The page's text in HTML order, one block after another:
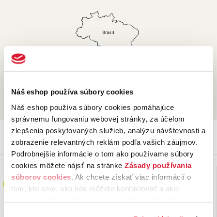
Náš eshop používa súbory cookies
Náš eshop používa súbory cookies pomáhajúce
správnemu fungovaniu webovej stránky, za účelom
zlepšenia poskytovaných služieb, analýzu návštevnosti a
zobrazenie relevantných reklám podľa vašich záujmov.
Podrobnejšie informácie o tom ako používame súbory
cookies môžete nájsť na stránke Zásady používania
súborov cookies. Ak chcete získať viac informácií o
tom, kto sme, ako nás môžete kontaktovať a ako
spracovávame osobné údaje, pozrite si našeZásady
Krajina pôvodu
Brazília
Mohlo by vás ešte zaujať